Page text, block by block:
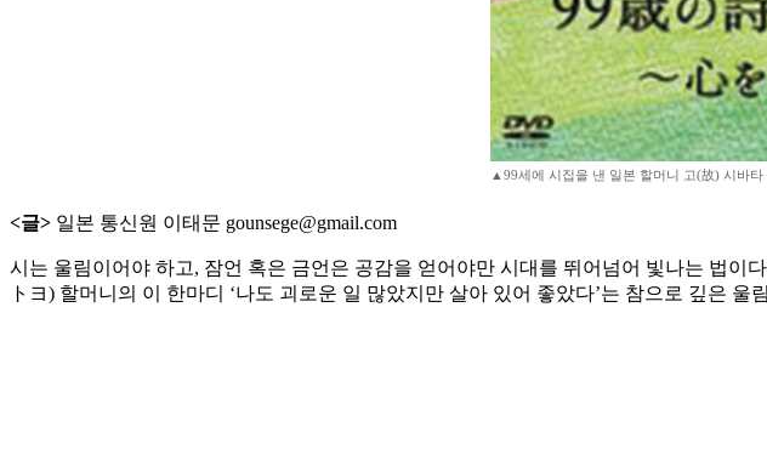
▲99세에 시집을 낸 일본 할머니 고(故) 시바
<글> 일본 통신원 이태문 gounsege@gmail.com
시는 울림이어야 하고, 잠언 혹은 금언은 공감을 얻어야만 시대를 뛰어넘어 빛나는 법이
トヨ) 할머니의 이 한마디 ‘나도 괴로운 일 많았지만 살아 있어 좋았다’는 참으로 깊은